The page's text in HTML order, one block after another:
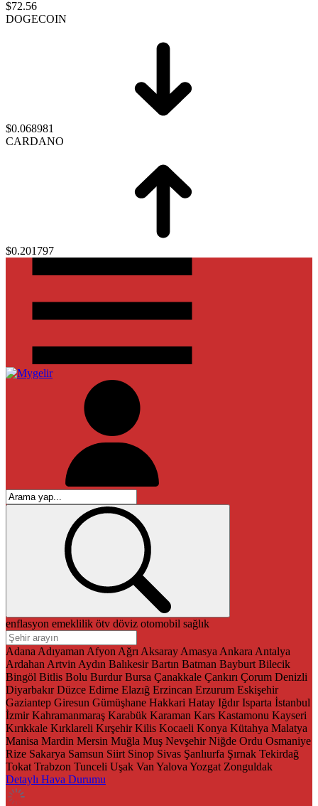
$72.56
DOGECOIN
$0.068981
CARDANO
$0.201797
enflasyon emeklilik ötv döviz otomobil sağlık
Adana Adıyaman Afyon Ağrı Aksaray Amasya Ankara Antalya
Ardahan Artvin Aydın Balıkesir Bartın Batman Bayburt Bilecik
Bingöl Bitlis Bolu Burdur Bursa Çanakkale Çankırı Çorum Denizli
Diyarbakır Düzce Edirne Elazığ Erzincan Erzurum Eskişehir
Gaziantep Giresun Gümüşhane Hakkari Hatay Iğdır Isparta İstanbul
İzmir Kahramanmaraş Karabük Karaman Kars Kastamonu Kayseri
Kırıkkale Kırklareli Kırşehir Kilis Kocaeli Konya Kütahya Malatya
Manisa Mardin Mersin Muğla Muş Nevşehir Niğde Ordu Osmaniye
Rize Sakarya Samsun Siirt Sinop Sivas Şanlıurfa Şırnak Tekirdağ
Tokat Trabzon Tunceli Uşak Van Yalova Yozgat Zonguldak
Detaylı Hava Durumu